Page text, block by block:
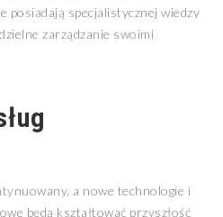
posiadają specjalistycznej wiedzy
zarządzanie swoimi
a nowe technologie i
będą kształtować przyszłość